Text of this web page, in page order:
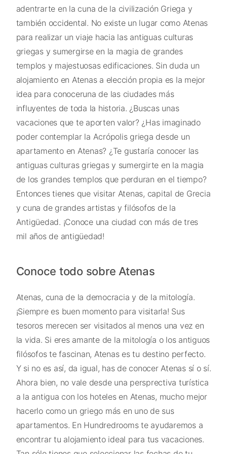
adentrarte en la cuna de la civilización Griega y
también occidental. No existe un lugar como Atenas
para realizar un viaje hacia las antiguas culturas
griegas y sumergirse en la magia de grandes
templos y majestuosas edificaciones. Sin duda un
alojamiento en Atenas a elección propia es la mejor
idea para conoceruna de las ciudades más
influyentes de toda la historia. ¿Buscas unas
vacaciones que te aporten valor? ¿Has imaginado
poder contemplar la Acrópolis griega desde un
apartamento en Atenas? ¿Te gustaría conocer las
antiguas culturas griegas y sumergirte en la magia
de los grandes templos que perduran en el tiempo?
Entonces tienes que visitar Atenas, capital de Grecia
y cuna de grandes artistas y filósofos de la
Antigüedad. ¡Conoce una ciudad con más de tres
mil años de antigüedad!
Conoce todo sobre Atenas
Atenas, cuna de la democracia y de la mitología.
¡Siempre es buen momento para visitarla! Sus
tesoros merecen ser visitados al menos una vez en
la vida. Si eres amante de la mitología o los antiguos
filósofos te fascinan, Atenas es tu destino perfecto.
Y si no es así, da igual, has de conocer Atenas sí o sí.
Ahora bien, no vale desde una persprectiva turística
a la antigua con los hoteles en Atenas, mucho mejor
hacerlo como un griego más en uno de sus
apartamentos. En Hundredrooms te ayudaremos a
encontrar tu alojamiento ideal para tus vacaciones.